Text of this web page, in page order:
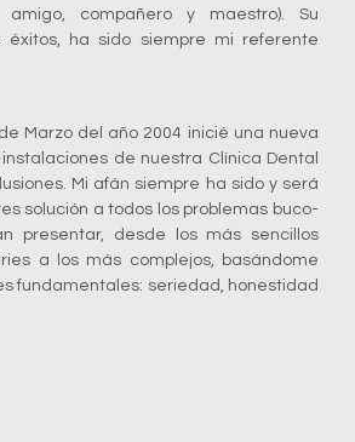
compañero y maestro). Su
éxitos, ha sido siempre mi referente
Marzo del año 2004 inicié una nueva
de nuestra Clínica Dental
Mi afán siempre ha sido y será
solución a todos los problemas buco-
presentar, desde los más sencillos
a los más complejos, basándome
fundamentales: seriedad, honestidad